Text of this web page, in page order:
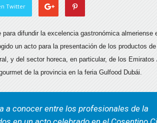
Twitter
difundir la excelencia gastronómica almeriense
un acto para la presentación de los productos de
y del sector horeca, en particular, de los Emiratos
de la provincia en la feria Gulfood Dubái.
a conocer entre los profesionales de la